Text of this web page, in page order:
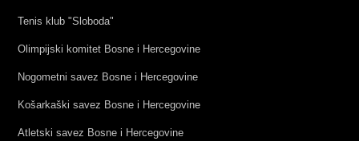
Tenis klub "Sloboda"
Olimpijski komitet Bosne i Hercegovine
Nogometni savez Bosne i Hercegovine
Košarkaški savez Bosne i Hercegovine
Atletski savez Bosne i Hercegovine